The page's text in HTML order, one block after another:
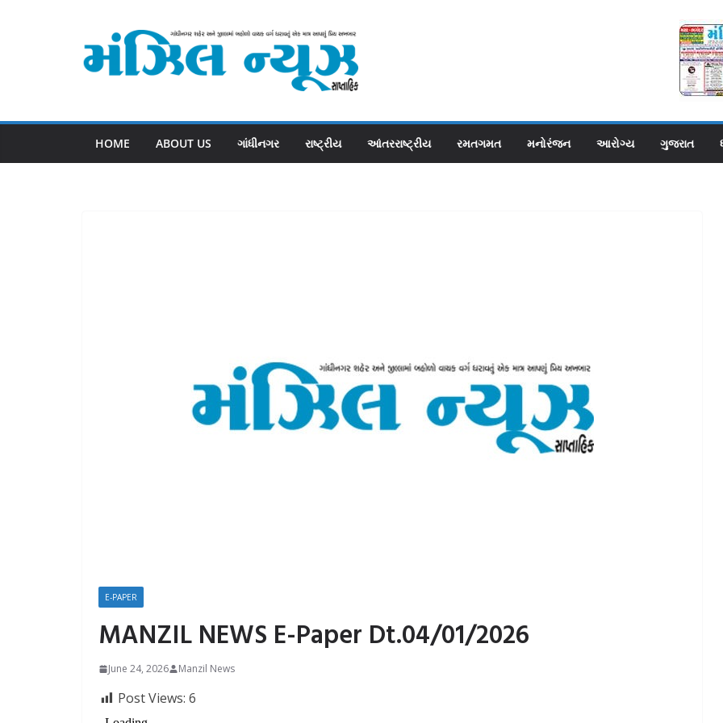
HOME ABOUT US ગાંધીનગર રાષ્ટ્રીય આંતરરાષ્ટ્રીય રમતગમત મનોરંજન આરોગ્ય ગુજરાત
E-PAPER
MANZIL NEWS E-Paper Dt.04/01/2026
June 24, 2026 Manzil News
Post Views: 6